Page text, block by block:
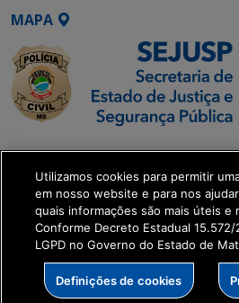
MAPA
SETDIG | Secretaria-
Executiva de
Transformação Digital
get_footer();
Utilizamos cookies para permitir
em nosso website e para nos
quais informações são mais úteis e
Conforme Decreto Estadual
LGPD no Governo do Estado de
Definições de cookies